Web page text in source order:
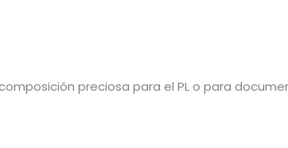
preciosa para el PL o para